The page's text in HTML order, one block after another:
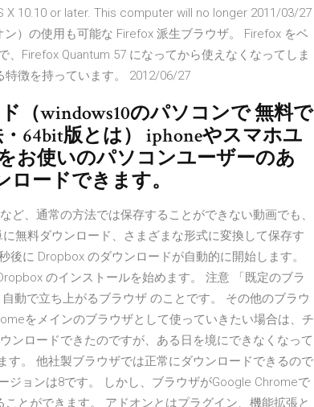
10.10 or later. This computer will no longer 2011/03/27
）の使用も可能な Firefox 派生ブラウザ。 Firefox をベ
Firefox Quantum 57 になってから使えなくなってしま
徴を持っています。 2012/06/27
（windows10のパソコンで 無料で
64bit版とは） iphoneやスマホユ
お使いのパソコンユーザーのあ
ードできます。
、通常の方法では保存することができない動画でも、
無料ダウンロード、さまざまな形式に変換して保存す
に Dropbox のダウンロードが自動的に開始します。
のインストールを始めます。 注意 「既定のブラ
動で立ち上がるブラウザ のことです。 その他のブラウ
をメインのブラウザとして使っていきたい場合は、チ
ンロードできたのですが、ある日を境にできなくなって
す。 他社製ブラウザでは正常にダウンロードできるので
ジョンは8です。 しかし、ブラウザがGoogle Chromeで
とができます。 アドオンとはプラグイン、機能拡張と